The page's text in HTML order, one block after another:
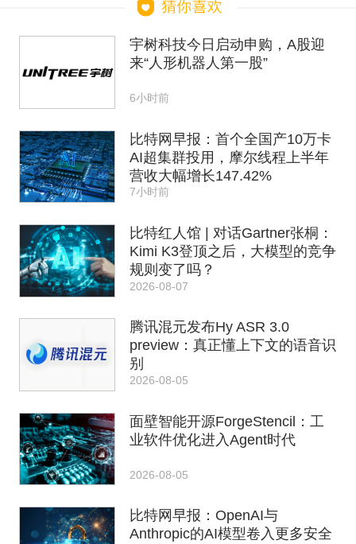
宇树科技今日启动申购，A股迎
来“人形机器人第一股”
6小时前
比特网早报：首个全国产10万卡
AI超集群投用，摩尔线程上半年
营收大幅增长147.42%
7小时前
比特红人馆 | 对话Gartner张桐：
Kimi K3登顶之后，大模型的竞争
规则变了吗？
2026-08-07
腾讯混元发布Hy ASR 3.0
preview：真正懂上下文的语音识
别
2026-08-05
面壁智能开源ForgeStencil：工
业软件优化进入Agent时代
2026-08-05
比特网早报：OpenAI与
Anthropic的AI模型卷入更多安全